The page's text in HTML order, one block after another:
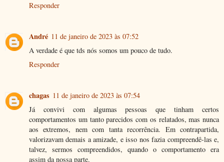
Responder
André 11 de janeiro de 2023 às 07:52
A verdade é que tds nós somos um pouco de tudo.
Responder
chagas 11 de janeiro de 2023 às 07:54
Já convivi com algumas pessoas que tinham certos
comportamentos um tanto parecidos com os relatados, mas nunca
aos extremos, nem com tanta recorrência. Em contrapartida,
valorizavam demais a amizade, e isso nos fazia compreendê-las e,
talvez, sermos compreendidos, quando o comportamento era
assim da nossa parte.